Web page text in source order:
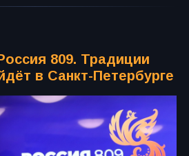
809. Традиции
в Санкт-Петербурге